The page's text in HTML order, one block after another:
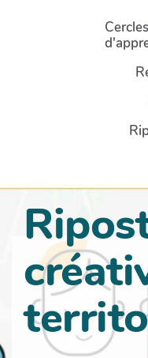
Aller au contenuCercles